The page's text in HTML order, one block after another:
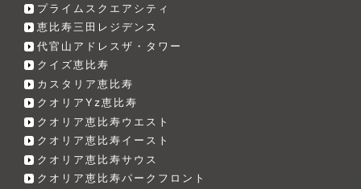
プライムスクエアシティ
恵比寿三田レジデンス
代官山アドレスザ・タワー
クイズ恵比寿
カスタリア恵比寿
クオリアYz恵比寿
クオリア恵比寿ウエスト
クオリア恵比寿イースト
クオリア恵比寿サウス
クオリア恵比寿パークフロント